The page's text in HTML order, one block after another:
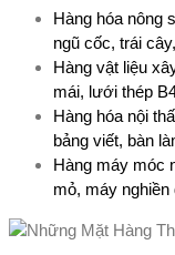
Hàng hóa nông
ngũ cốc, trái
Hàng vật liệu
mái, lưới thép
Hàng hóa nội
bảng viết, bàn
Hàng máy móc
mỏ, máy nghiền